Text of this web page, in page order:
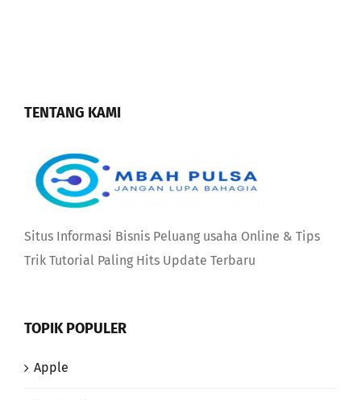
TENTANG KAMI
Situs Informasi Bisnis Peluang usaha Online & Tips
Trik Tutorial Paling Hits Update Terbaru
TOPIK POPULER
Apple